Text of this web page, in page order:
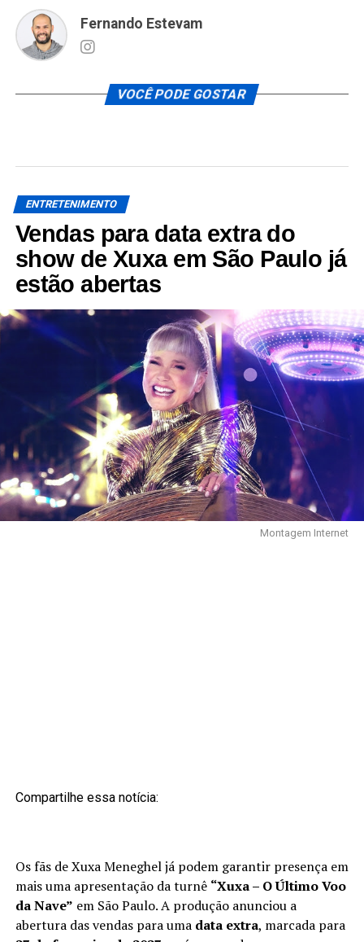
Fernando Estevam
VOCÊ PODE GOSTAR
ENTRETENIMENTO
Vendas para data extra do
show de Xuxa em São Paulo já
estão abertas
Montagem Internet
Compartilhe essa notícia:
Os fãs de Xuxa Meneghel já podem garantir presença em
mais uma apresentação da turnê “Xuxa – O Último Voo
da Nave” em São Paulo. A produção anunciou a
abertura das vendas para uma data extra, marcada para